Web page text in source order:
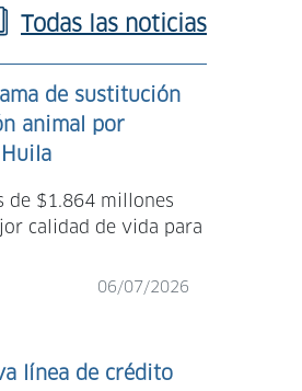
Todas las noticias
de sustitución
animal por
de $1.864 millones
calidad de vida para
06/07/2026
línea de crédito